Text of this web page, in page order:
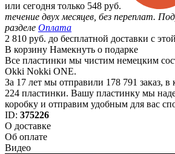
или сегодня только 548 руб.
течение двух месяцев, без переплат.
разделе Оплата
2 810 руб. до бесплатной доставки с
В корзину Намекнуть о подарке
Все пластинки мы чистим немецким
Okki Nokki ONE.
За 17 лет мы отправили 178 791 заказ,
224 пластинки. Вашу пластинку мы
коробку и отправим удобным для вас
ID: 375226
О доставке
Об оплате
Видео